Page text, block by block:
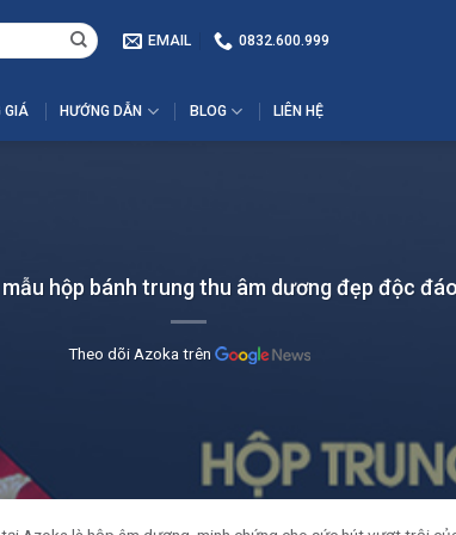
EMAIL 0832.600.999
GIÁ HƯỚNG DẪN BLOG LIÊN HỆ
hộp bánh trung thu âm dương đẹp độc
Theo dõi Azoka trên